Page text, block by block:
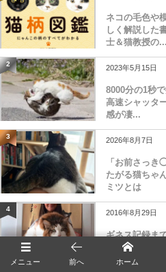
ネコの毛色や
しく解説した
士＆猫教授の...
2 2023年5月15日
8000分の1秒
高速シャッタ
感が凄...
3 2026年8月7日
「お前さっ
たがる猫ちゃ
ミツとは
4 2016年8月29日
ギネス記録ま
ンがデカすぎる
メニュー 前へ ホーム